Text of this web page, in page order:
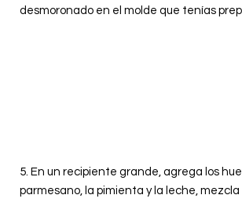
desmoronado en el molde que tenías
5. En un recipiente grande, agrega los
parmesano, la pimienta y la leche, mezcla